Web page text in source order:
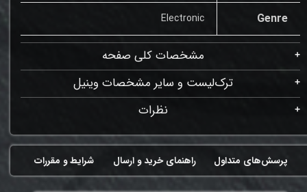
Genre
Electronic
مشخصات کلی صفحه
ترک‌لیست و سایر مشخصات وینیل
نظرات
شرایط و مقررات راهنمای خرید و ارسال پرسش‌های متداول